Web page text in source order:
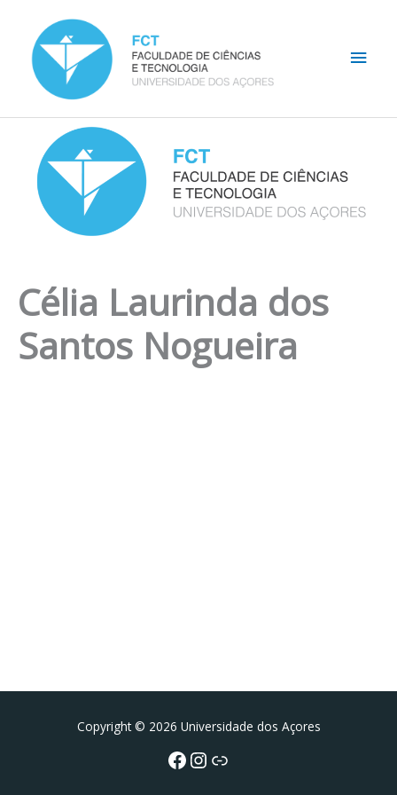
content
Célia Laurinda dos
Santos Nogueira
Copyright © 2026 Universidade dos Açores
Facebook
Instagram da FCTPortal da UAc